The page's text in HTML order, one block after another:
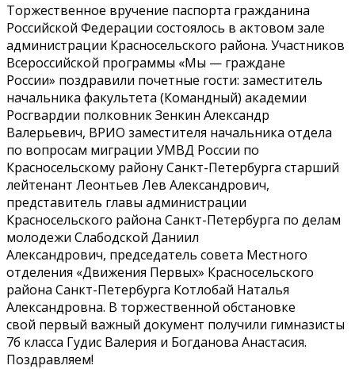
Торжественное вручение паспорта гражданина
Российской Федерации состоялось в актовом зале
администрации Красносельского района. Участников
Всероссийской программы «Мы — граждане
России» поздравили почетные гости: заместитель
начальника факультета (Командный) академии
Росгвардии полковник Зенкин Александр
Валерьевич, ВРИО заместителя начальника отдела
по вопросам миграции УМВД России по
Красносельскому району Санкт-Петербурга старший
лейтенант Леонтьев Лев Александрович,
представитель главы администрации
Красносельского района Санкт-Петербурга по делам
молодежи Слабодской Даниил
Александрович, председатель совета Местного
отделения «Движения Первых» Красносельского
района Санкт-Петербурга Котлобай Наталья
Александровна. В торжественной обстановке
свой первый важный документ получили гимназисты
7б класса Гудис Валерия и Богданова Анастасия.
Поздравляем!